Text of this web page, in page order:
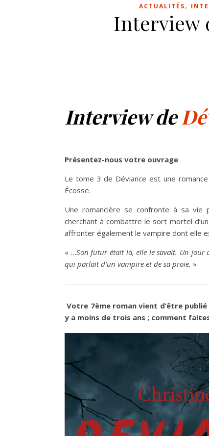
ACTUALITÉS,
Interview
Interview de
Présentez-nous votre ouvrage
Le tome 3 de Déviance est une
Écosse.
Une romancière se confronte à sa vie
cherchant à combattre le sort mortel
affronter également le vampire dont elle
« …Son futur était là, elle le savait. Un jour
qui parlait d’un vampire et de sa proie. »
Votre 7ème roman vient d’être
y a moins de trois ans ; comment